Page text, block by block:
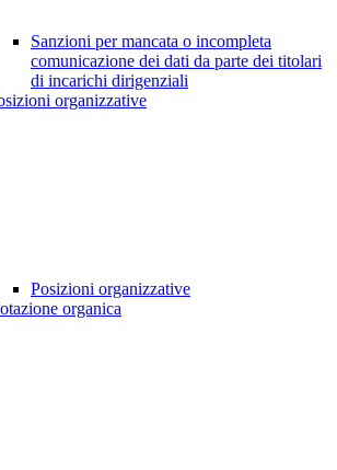
Sanzioni per mancata o incompleta
comunicazione dei dati da parte dei titolari
di incarichi dirigenziali
organizzative
Posizioni organizzative
organica